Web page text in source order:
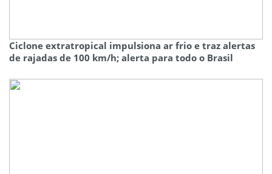
Ciclone extratropical impulsiona ar frio e traz alertas
de rajadas de 100 km/h; alerta para todo o Brasil